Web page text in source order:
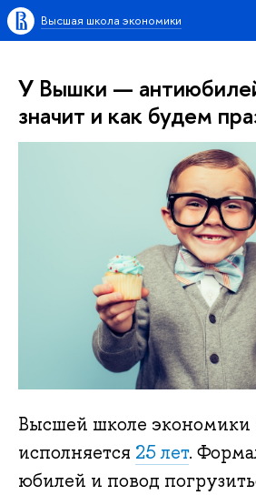
Высшая школа экономики
У Вышки —
значит и как будем
Высшей школе экономики
исполняется 25 лет.
юбилей и повод